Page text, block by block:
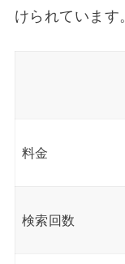
けられています。
料金
検索回数